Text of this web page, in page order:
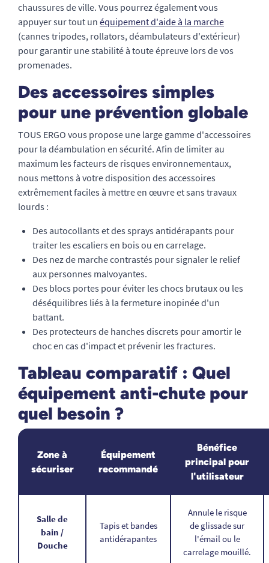
chaussures de ville. Vous pourrez également vous
appuyer sur tout un équipement d'aide à la marche
(cannes tripodes, rollators, déambulateurs d'extérieur)
pour garantir une stabilité à toute épreuve lors de vos
promenades.
Des accessoires simples
pour une prévention globale
TOUS ERGO vous propose une large gamme d'accessoires
pour la déambulation en sécurité. Afin de limiter au
maximum les facteurs de risques environnementaux,
nous mettons à votre disposition des accessoires
extrêmement faciles à mettre en œuvre et sans travaux
lourds :
Des autocollants et des sprays antidérapants pour
traiter les escaliers en bois ou en carrelage.
Des nez de marche contrastés pour signaler le relief
aux personnes malvoyantes.
Des blocs portes pour éviter les chocs brutaux ou les
déséquilibres liés à la fermeture inopinée d'un
battant.
Des protecteurs de hanches discrets pour amortir le
choc en cas d'impact et prévenir les fractures.
Tableau comparatif : Quel
équipement anti-chute pour
quel besoin ?
Zone à
sécuriser
Équipement
recommandé
Bénéfice
principal pour
l'utilisateur
Salle de
bain /
Douche
Tapis et bandes
antidérapantes
Annule le risque
de glissade sur
l'émail ou le
carrelage mouillé.